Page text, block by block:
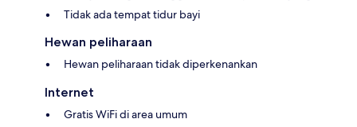
Tidak ada tempat tidur bayi
Hewan peliharaan
Hewan peliharaan tidak diperkenankan
Internet
Gratis WiFi di area umum